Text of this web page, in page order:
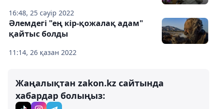
16:48, 25 сәуір 2022
11:14, 26 қазан 2022
Әлемдегі "ең кір-қожалақ адам"
қайтыс болды
Жаңалықтан zakon.kz сайтында
хабардар болыңыз: